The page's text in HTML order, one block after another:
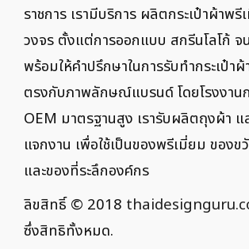
ราชการ เรามีบริการ ผลิตกระเป๋าผ้าพ
วงจร ตั้งแต่การออกแบบ สกรีนโลโก้ จ
พร้อมให้คำปรึกษาในการรับทำกระเป๋า
ตรงกับภาพลักษณ์แบรนด์ โดยโรงงานก
OEM มาตรฐานสูง เรารับผลิตถุงผ้า แ
แจกงาน เพื่อใช้เป็นของพรีเมี่ยม ของ
และของที่ระลึกองค์กร
ลิขสิทธิ์ © 2018
ซึ่งสิทธิทั้งหมด.